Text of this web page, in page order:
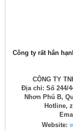
Công ty rất hân
CÔNG TY
Địa chỉ: Số 244/
Nhơn Phú B,
Hotline,
Website: